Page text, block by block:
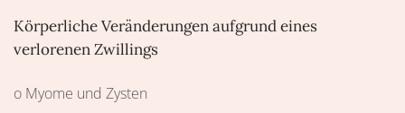
Körperliche Veränderungen aufgrund eines
verlorenen Zwillings
o Myome und Zysten